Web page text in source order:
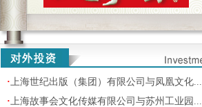
·上海世纪出版（集团）有限公司与凤凰文化...
·上海故事会文化传媒有限公司与苏州工业园...